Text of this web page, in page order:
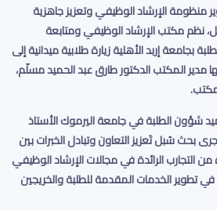
منظومة الإرشاد الوظيفي وتعزيز جاهزية
نظم مكتب الإرشاد الوظيفي ومتابعة
بجامعة إربد الأهلية زيارة طلابية ميدانية إلى
مدير المكتب الدكتور طارق عبد الحميد مسلّم،
.
شؤون الطلبة في جامعة اليرموك الأستاذ
بحث سُبل تَعزيز التعاون وتبادل الخبرات بين
من التجارب الرائدة في مجالات الإرشاد الوظيفي
تطوير الخدمات المقدمة للطلبة والخريجين